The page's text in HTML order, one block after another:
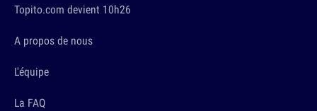
Topito.com devient 10h26
A propos de nous
L'équipe
La FAQ